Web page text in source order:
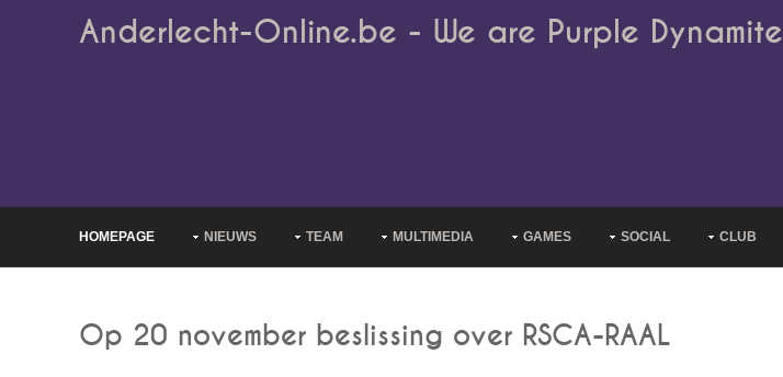
Anderlecht-Online.be - We are Purple Dynamite
HOMEPAGE NIEUWS TEAM MULTIMEDIA GAMES SOCIAL CLUB
Op 20 november beslissing over RSCA-RAAL